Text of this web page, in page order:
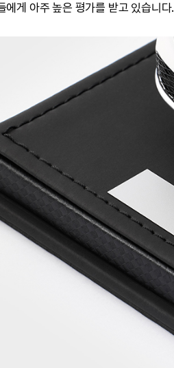
에게 아주 높은 평가를 받고 있습니다.